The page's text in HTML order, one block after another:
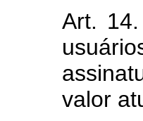
Art.
valor